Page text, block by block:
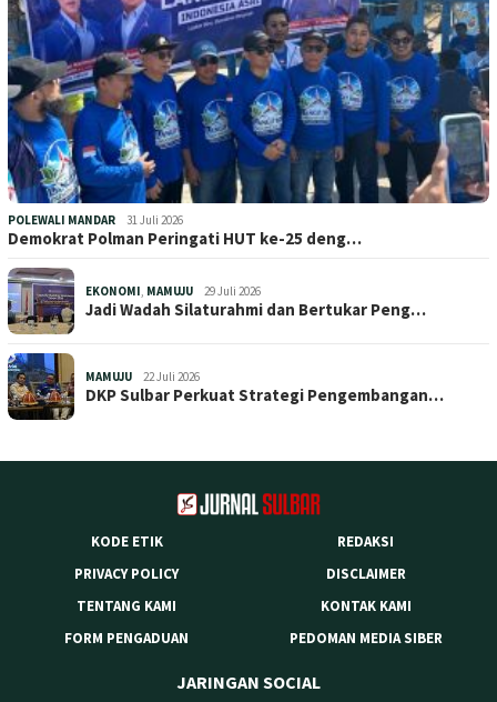
POLEWALI MANDAR 31 Juli 2026
Demokrat Polman Peringati HUT ke-25 deng…
EKONOMI, MAMUJU 29 Juli 2026
Jadi Wadah Silaturahmi dan Bertukar Peng…
MAMUJU 22 Juli 2026
DKP Sulbar Perkuat Strategi Pengembangan…
KODE ETIK
REDAKSI
PRIVACY POLICY
DISCLAIMER
TENTANG KAMI
KONTAK KAMI
FORM PENGADUAN
PEDOMAN MEDIA SIBER
JARINGAN SOCIAL